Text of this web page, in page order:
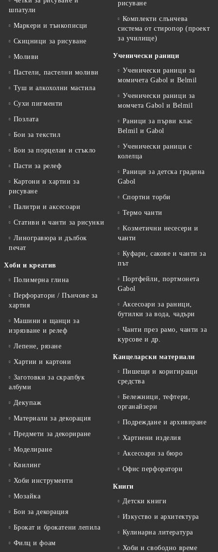
шпатули
Маркери и тънкописци
Скицници за рисуване
Моливи
Пастели, пастелни моливи
Туш и алкохолни мастила
Сухи пигменти
Позлата
Бои за текстил
Бои за порцелан и стъкло
Пасти за релеф
Картони и хартии за
рисуване
Палитри и аксесоари
Стативи и чанти за рисунки
Линогравюра и дълбок
печат
Хоби и креатив
Полимерна глина
Перфоратори / Пънчове за
хартия
Машини и щанци за
изрязване и релеф
Лепене, рязане
Хартии и картони
Заготовки за скрапбук
албуми
Декупаж
Материали за декорация
Предмети за декориране
Моделиране
Квилинг
Хоби инструменти
Мозайка
Бои за декорация
Брокат и брокатени лепила
Филц и фоам
рисуване
Комплекти слънчева
система от стиропор (проект
за училище)
Ученически раници
Ученически раници за
момичета Gabol и Belmil
Ученически раници за
момчета Gabol и Belmil
Раници за първи клас
Belmil и Gabol
Ученически раници с
колелца
Раници за детска градина
Gabol
Спортни торби
Термо чанти
Kозметични несесери и
чанти
Куфари, сакове и чанти за
път
Портфейли, портмонета
Gabol
Аксесоари за раници,
бутилки за вода, чадъри
Чанти през рамо, чанти за
курсове и др.
Канцеларски материали
Пишещи и коригиращи
средства
Бележници, тефтери,
органайзери
Подреждане и архивиране
Хартиени изделия
Аксесоари за бюро
Офис перфоратори
Книги
Детски книги
Изкуство и архитектура
Кулинарна литература
Хоби и свободно време